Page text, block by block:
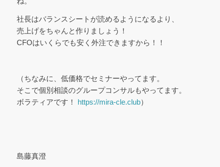
社長はバランスシートが読めるようになるより、
売上げをちゃんと作りましょう！
CFOはいくらでも安く外注できますから！！
（ちなみに、低価格でセミナーやってます。
そこで個別相談のグループコンサルもやってます。
ボラティアです！ https://mira-cle.club）
島藤真澄